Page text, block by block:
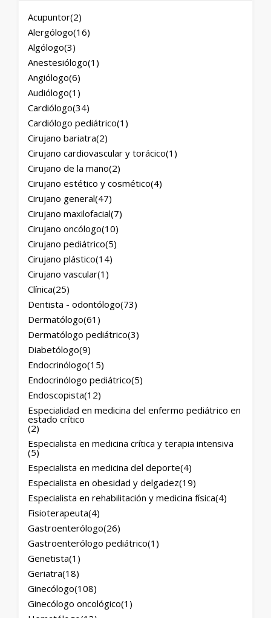
Acupuntor(2)
Alergólogo(16)
Algólogo(3)
Anestesiólogo(1)
Angiólogo(6)
Audiólogo(1)
Cardiólogo(34)
Cardiólogo pediátrico(1)
Cirujano bariatra(2)
Cirujano cardiovascular y torácico(1)
Cirujano de la mano(2)
Cirujano estético y cosmético(4)
Cirujano general(47)
Cirujano maxilofacial(7)
Cirujano oncólogo(10)
Cirujano pediátrico(5)
Cirujano plástico(14)
Cirujano vascular(1)
Clínica(25)
Dentista - odontólogo(73)
Dermatólogo(61)
Dermatólogo pediátrico(3)
Diabetólogo(9)
Endocrinólogo(15)
Endocrinólogo pediátrico(5)
Endoscopista(12)
Especialidad en medicina del enfermo pediátrico en
estado crítico
(2)
Especialista en medicina crítica y terapia intensiva
(5)
Especialista en medicina del deporte(4)
Especialista en obesidad y delgadez(19)
Especialista en rehabilitación y medicina física(4)
Fisioterapeuta(4)
Gastroenterólogo(26)
Gastroenterólogo pediátrico(1)
Genetista(1)
Geriatra(18)
Ginecólogo(108)
Ginecólogo oncológico(1)